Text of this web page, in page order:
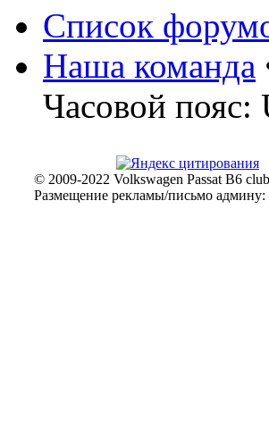
Список
Наша команда
Часовой пояс:
© 2009-2022 Volkswagen Passat B6
Размещение рекламы/письмо админу: